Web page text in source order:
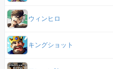
ウィンヒロ
キングショット